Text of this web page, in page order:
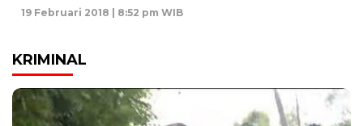
19 Februari 2018 | 8:52 pm WIB
KRIMINAL